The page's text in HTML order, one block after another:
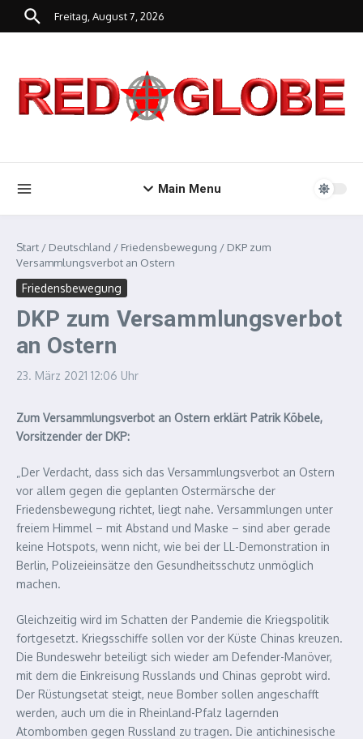
Zum Inhalt springen
Freitag, August 7, 2026
Main Menu
Start / Deutschland / Friedensbewegung / DKP zum
Versammlungsverbot an Ostern
Friedensbewegung
DKP zum Versammlungsverbot
an Ostern
23. März 2021 12:06 Uhr
Zum Versammlungsverbot an Ostern erklärt Patrik Köbele,
Vorsitzender der DKP:
„Der Verdacht, dass sich das Versammlungsverbot an Ostern
vor allem gegen die geplanten Ostermärsche der
Friedensbewegung richtet, liegt nahe. Versammlungen unter
freiem Himmel – mit Abstand und Maske – sind aber gerade
keine Hotspots, wenn nicht, wie bei der LL-Demonstration in
Berlin, Polizeieinsätze den Gesundheitsschutz unmöglich
machen.
Gleichzeitig wird im Schatten der Pandemie die Kriegspolitik
fortgesetzt. Kriegsschiffe sollen vor der Küste Chinas kreuzen.
Die Bundeswehr beteiligt sich wieder am Defender-Manöver,
mit dem die Einkreisung Russlands und Chinas geprobt wird.
Der Rüstungsetat steigt, neue Bomber sollen angeschafft
werden, auch um die in Rheinland-Pfalz lagernden
Atombomben gegen Russland zu tragen. Die antichinesische